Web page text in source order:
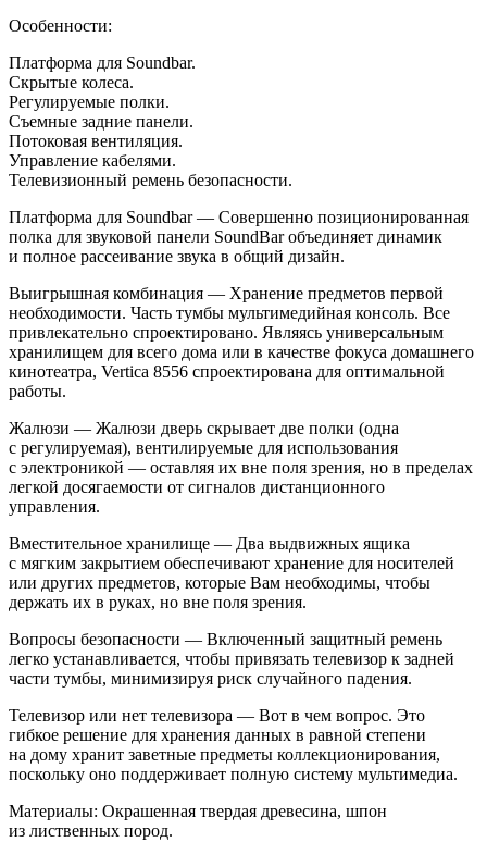
Особенности:
Платформа для Soundbar.
Скрытые колеса.
Регулируемые полки.
Съемные задние панели.
Потоковая вентиляция.
Управление кабелями.
Телевизионный ремень безопасности.
Платформа для Soundbar — Совершенно позиционированная
полка для звуковой панели SoundBar объединяет динамик
и полное рассеивание звука в общий дизайн.
Выигрышная комбинация — Хранение предметов первой
необходимости. Часть тумбы мультимедийная консоль. Все
привлекательно спроектировано. Являясь универсальным
хранилищем для всего дома или в качестве фокуса домашнего
кинотеатра, Vertica 8556 спроектирована для оптимальной
работы.
Жалюзи — Жалюзи дверь скрывает две полки (одна
с регулируемая), вентилируемые для использования
с электроникой — оставляя их вне поля зрения, но в пределах
легкой досягаемости от сигналов дистанционного
управления.
Вместительное хранилище — Два выдвижных ящика
с мягким закрытием обеспечивают хранение для носителей
или других предметов, которые Вам необходимы, чтобы
держать их в руках, но вне поля зрения.
Вопросы безопасности — Включенный защитный ремень
легко устанавливается, чтобы привязать телевизор к задней
части тумбы, минимизируя риск случайного падения.
Телевизор или нет телевизора — Вот в чем вопрос. Это
гибкое решение для хранения данных в равной степени
на дому хранит заветные предметы коллекционирования,
поскольку оно поддерживает полную систему мультимедиа.
Материалы: Окрашенная твердая древесина, шпон
из лиственных пород.